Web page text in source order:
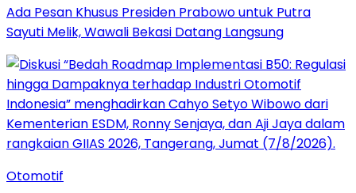
Ada Pesan Khusus Presiden Prabowo untuk Putra
Sayuti Melik, Wawali Bekasi Datang Langsung
Otomotif